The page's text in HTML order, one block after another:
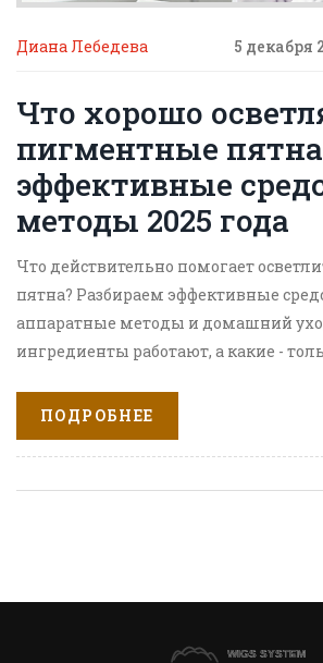
Диана Лебедева 5 декабря
Что хорошо
пигментные
эффективные
методы 2025 года
Что действительно помогает
пятна? Разбираем эффективные
аппаратные методы и домашний
ингредиенты работают, а какие -
ПОДРОБНЕЕ